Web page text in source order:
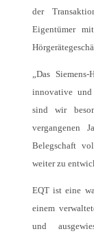
der
Eigentümer
„Das
innovative
sind wir
vergangenen
Belegschaft
weiter zu
EQT ist eine
einem
und